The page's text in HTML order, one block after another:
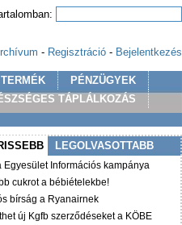
- Regisztráció - Bejelentkezés
PÉNZÜGYEK
TÁPLÁLKOZÁS
LEGOLVASOTTABB
Egyesület Információs kampánya
cukrot a bébiételekbe!
bírság a Ryanairnek
új Kgfb szerződéseket a KÖBE